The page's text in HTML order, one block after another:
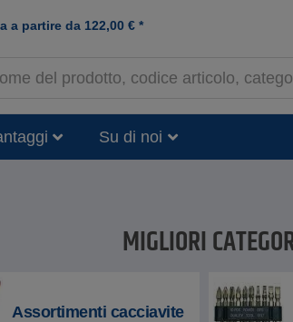
a partire da 122,00 € *
Su di noi
MIGLIORI
Assortimenti cacciavite